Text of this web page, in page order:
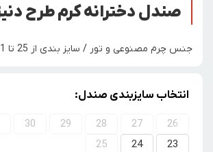
صندل دخترانه کرم طرح
جنس چرم مصنوعی و تور / سایز بندی از 25 تا 31
انتخاب سایزبندی صندل:
26
27
28
29
30
23
24
25